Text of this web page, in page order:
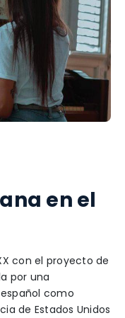
en el
con el proyecto de
por una
como
de Estados Unidos